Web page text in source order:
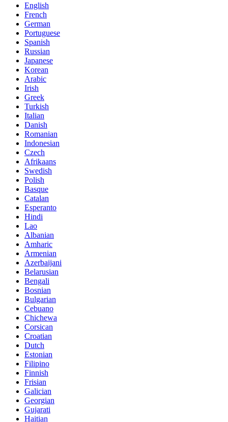
English
French
German
Portuguese
Spanish
Russian
Japanese
Korean
Arabic
Irish
Greek
Turkish
Italian
Danish
Romanian
Indonesian
Czech
Afrikaans
Swedish
Polish
Basque
Catalan
Esperanto
Hindi
Lao
Albanian
Amharic
Armenian
Azerbaijani
Belarusian
Bengali
Bosnian
Bulgarian
Cebuano
Chichewa
Corsican
Croatian
Dutch
Estonian
Filipino
Finnish
Frisian
Galician
Georgian
Gujarati
Haitian